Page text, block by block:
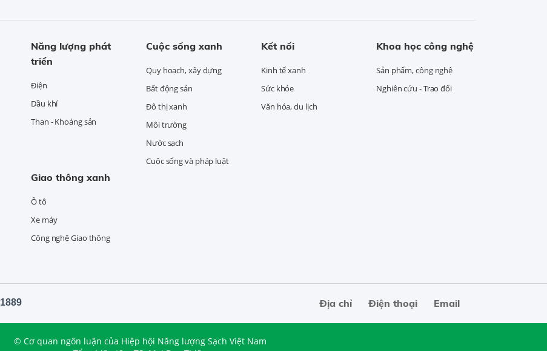
Năng lượng phát
triển
Điện
Dầu khí
Than - Khoáng sản
Cuộc sống xanh
Quy hoạch, xây dựng
Bất động sản
Đô thị xanh
Môi trường
Nước sạch
Cuộc sống và pháp luật
Kết nối
Kinh tế xanh
Sức khỏe
Văn hóa, du lịch
Khoa học công nghệ
Sản phẩm, công nghệ
Nghiên cứu - Trao đổi
Giao thông xanh
Ô tô
Xe máy
Công nghệ Giao thông
1889 Email
Điện thoại
Địa chỉ
© Cơ quan ngôn luận của Hiệp hội Năng lượng Sạch Việt Nam